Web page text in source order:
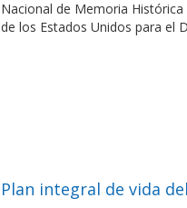
Nacional de Memoria
de los Estados Unidos para el
Plan integral de vida